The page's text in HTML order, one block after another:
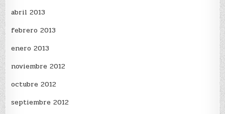
abril 2013
febrero 2013
enero 2013
noviembre 2012
octubre 2012
septiembre 2012